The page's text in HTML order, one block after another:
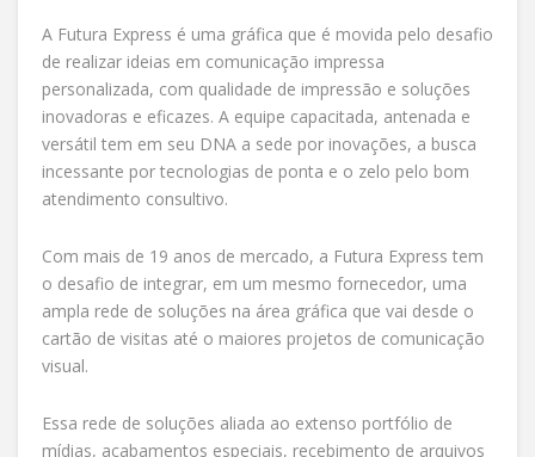
A Futura Express é uma gráfica que é movida pelo desafio
de realizar ideias em comunicação impressa
personalizada, com qualidade de impressão e soluções
inovadoras e eficazes. A equipe capacitada, antenada e
versátil tem em seu DNA a sede por inovações, a busca
incessante por tecnologias de ponta e o zelo pelo bom
atendimento consultivo.
Com mais de 19 anos de mercado, a Futura Express tem
o desafio de integrar, em um mesmo fornecedor, uma
ampla rede de soluções na área gráfica que vai desde o
cartão de visitas até o maiores projetos de comunicação
visual.
Essa rede de soluções aliada ao extenso portfólio de
mídias, acabamentos especiais, recebimento de arquivos